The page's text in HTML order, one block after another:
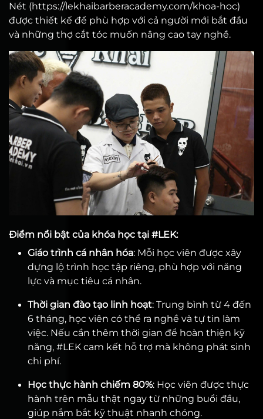
Nét (https://lekhaibarberacademy.com/khoa-hoc)
được thiết kế để phù hợp với cả người mới bắt đầu
và những thợ cắt tóc muốn nâng cao tay nghề.
Điểm nổi bật của khóa học tại #LEK:
Giáo trình cá nhân hóa: Mỗi học viên được xây
dựng lộ trình học tập riêng, phù hợp với năng
lực và mục tiêu cá nhân.
Thời gian đào tạo linh hoạt: Trung bình từ 4 đến
6 tháng, học viên có thể ra nghề và tự tin làm
việc. Nếu cần thêm thời gian để hoàn thiện kỹ
năng, #LEK cam kết hỗ trợ mà không phát sinh
chi phí.
Học thực hành chiếm 80%: Học viên được thực
hành trên mẫu thật ngay từ những buổi đầu,
giúp nắm bắt kỹ thuật nhanh chóng.